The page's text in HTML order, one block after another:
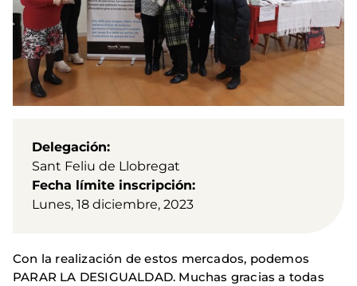
Delegación
Sant Feliu de Llobregat
Fecha límite inscripción
Lunes, 18 diciembre, 2023
Con la realización de estos mercados, podemos
PARAR LA DESIGUALDAD. Muchas gracias a todas